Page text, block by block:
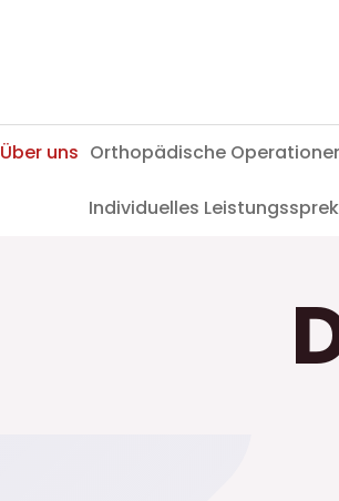
Über uns Orthopädische
Individuelles